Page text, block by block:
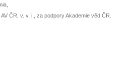
ČR, v. v. i., za podpory Akademie věd ČR.